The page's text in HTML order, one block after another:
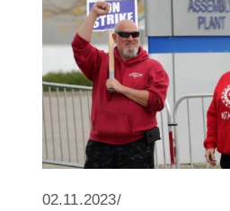
02.11.2023/